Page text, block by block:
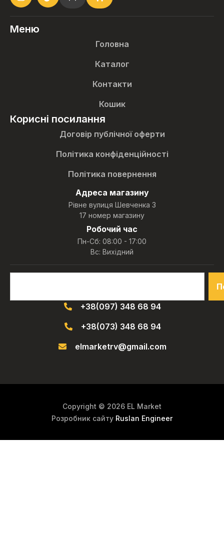
Меню
Головна
Каталог
Контакти
Кошик
Корисні посилання
Договір публічної оферти
Політика конфіденційності
Політика повернення
Адреса магазину
Рівне вулиця Шевченка 3
17 номер магазину
Робочий час
Пн-Сб: 08:00 - 17:00
Вс: Вихідний
+38(097) 348 68 94
+38(073) 348 68 94
elmarketrv@gmail.com
Copyright © 2026 EL Market
Розробник сайту Ruslan Engineer